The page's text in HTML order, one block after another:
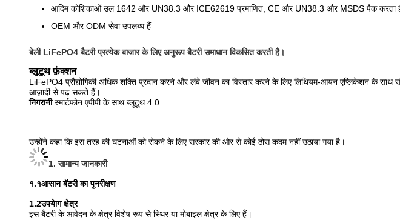
आदिम कोशिकाओं उल 1642 और UN38.3 और ICE62619 प्रमाणित, CE और UN38.3 और MSDS पैक करता
OEM और ODM सेवा उपलब्ध हैं
बेली LiFePO4 बैटरी प्रत्येक बाजार के लिए अनुरूप बैटरी समाधान विकसित करती है।
ब्लूटूथ फ़ंक्शन
LiFePO4 प्रौद्योगिकी अधिक शक्ति प्रदान करने और लंबे जीवन का विस्तार करने के लिए लिथियम-आयन एप्लिकेशन के
आज़ादी से पढ़ सकते हैं।
निगरानीस्मार्टफोन एपीपी के साथ ब्लूटूथ 4.0
उन्होंने कहा कि इस तरह की घटनाओं को रोकने के लिए सरकार की ओर से कोई ठोस कदम नहीं उठाया गया है।
1. सामान्य जानकारी
१.१आसान बॅटरी का पुनरीक्षण
1.2उपयेाग क्षेत्र
इस बैटरी के आवेदन के क्षेत्र विशेष रूप से स्थिर या मोबाइल क्षेत्र के लिए हैं।